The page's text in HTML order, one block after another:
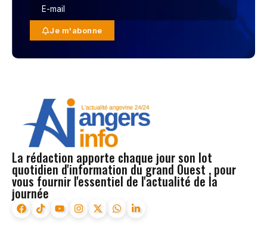
Je m'abonne
La rédaction apporte chaque jour son lot
quotidien d'information du grand Ouest , pour
vous fournir l'essentiel de l'actualité de la
journée